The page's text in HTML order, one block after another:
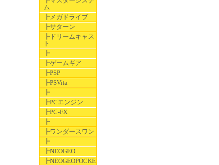
ム
┣メガドライブ
┣サターン
┣ドリームキャス
ト
┣
┣ゲームギア
┣PSP
┣PSVita
┣
┣PCエンジン
┣PC-FX
┣
┣ワンダースワン
┣
┣NEOGEO
┣NEOGEOPOCKET